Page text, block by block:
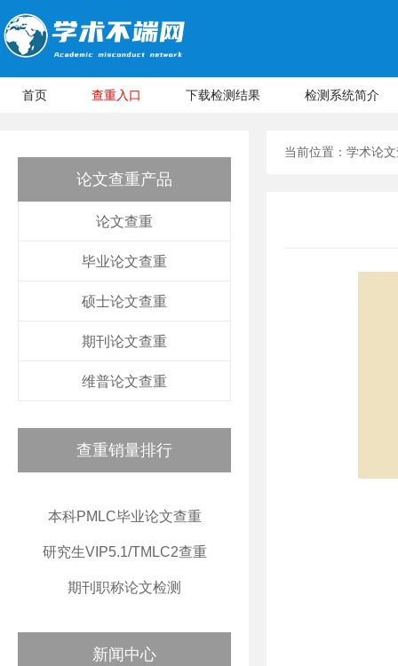
首页 查重入口 下载检测结果 检测系统简介
论文查重产品
论文查重
毕业论文查重
硕士论文查重
期刊论文查重
维普论文查重
查重销量排行
本科PMLC毕业论文查重
研究生VIP5.1/TMLC2查重
期刊职称论文检测
新闻中心
当前位置： 学术论